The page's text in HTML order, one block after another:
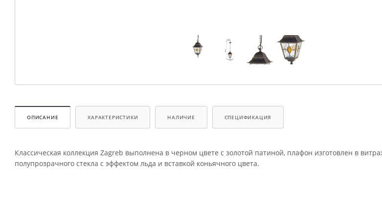
ОПИСАНИЕ ХАРАКТЕРИСТИКИ НАЛИЧИЕ СПЕЦИФИКАЦИЯ
Классическая коллекция Zagreb выполнена в черном цвете с золотой патиной, плафон изготовлен в
полупрозрачного стекла с эффектом льда и вставкой коньячного цвета.